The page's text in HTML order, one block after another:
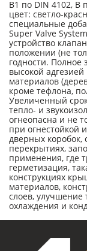
В1 по DIN 4102, В
цвет: светло-
специальные
Super Valve
устройство
положении (не
годности. Полное
высокой
материалов
кроме тефлона,
Увеличенный
тепло- и
огнеопасна и не
при огнестойкой
дверных коробок,
перекрытиях,
применения, где
герметизация,
конструкциях
материалов,
слоев, улучшение
охлаждения и